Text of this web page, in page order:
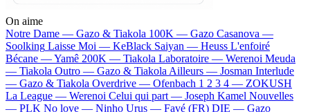
On aime
Notre Dame — Gazo & Tiakola 100K — Gazo Casanova —
Soolking Laisse Moi — KeBlack Saiyan — Heuss L'enfoiré
Bécane —Yamê 200K — Tiakola Laboratoire — Werenoi Meuda
— Tiakola Outro — Gazo & Tiakola Ailleurs — Josman Interlude
— Gazo & Tiakola Overdrive — Ofenbach 1 2 3 4 — ZOKUSH
La League — Werenoi Celui qui part — Joseph Kamel Nouvelles
— PLK No love — Ninho Urus — Favé (FR) DIE — Gazo